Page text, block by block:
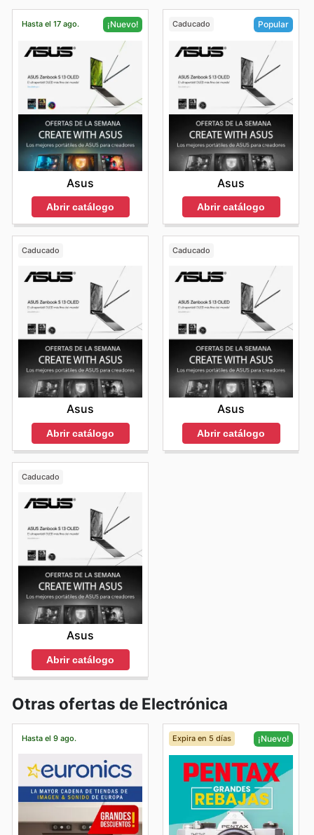
Hasta el 17 ago. ¡Nuevo!
Asus
Abrir catálogo
Caducado Popular
Asus
Abrir catálogo
Caducado
Asus
Abrir catálogo
Caducado
Asus
Abrir catálogo
Caducado
Asus
Abrir catálogo
Otras ofertas de Electrónica
Hasta el 9 ago. Expira en 5 días ¡Nuevo!